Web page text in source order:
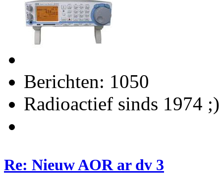
Berichten: 1050
Radioactief sinds 1974 ;)
Re: Nieuw AOR ar dv 3